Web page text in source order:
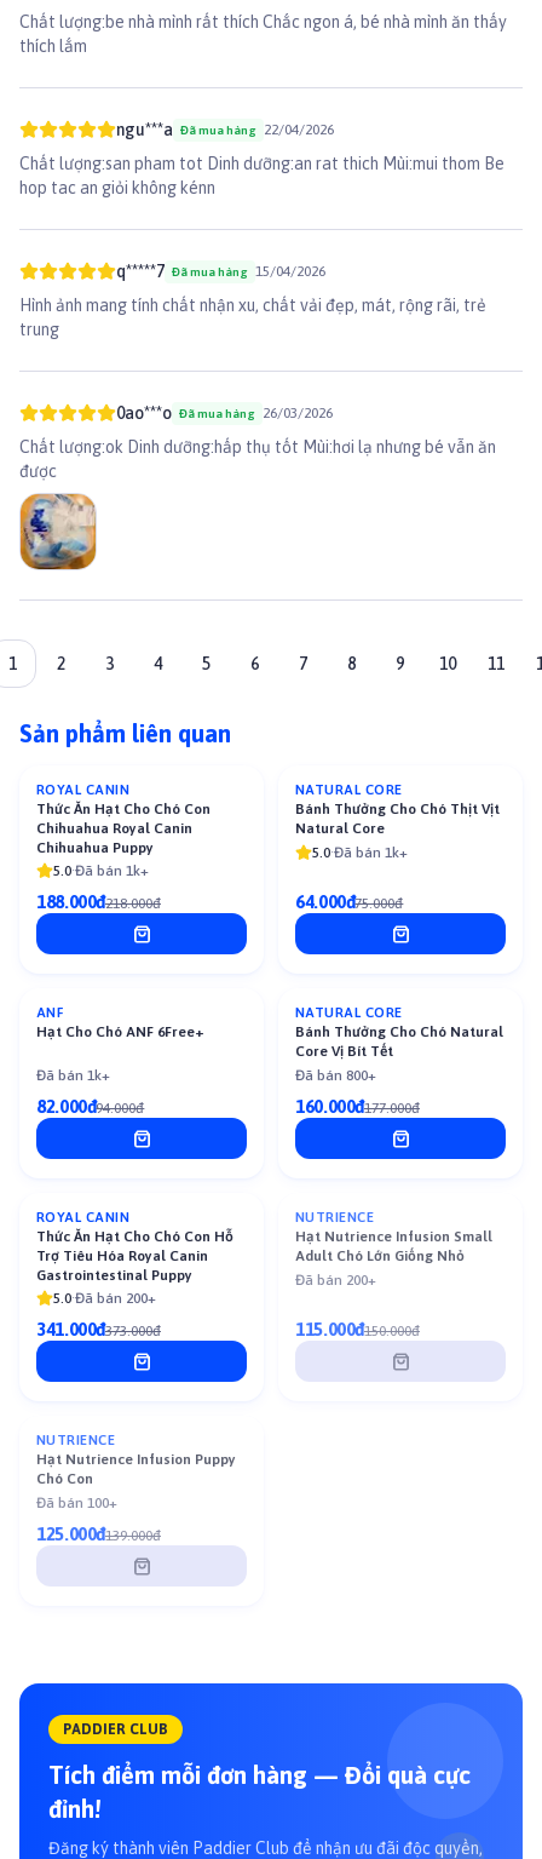
Chất lượng:be nhà mình rất thích Chắc ngon á, bé nhà mình ăn thấy
thích lắm
ngu***a Đã mua hàng 22/04/2026
Chất lượng:san pham tot Dinh dưỡng:an rat thich Mùi:mui thom Be
hop tac an giỏi không kénn
q*****7 Đã mua hàng 15/04/2026
Hình ảnh mang tính chất nhận xu, chất vải đẹp, mát, rộng rãi, trẻ
trung
0ao***o Đã mua hàng 26/03/2026
Chất lượng:ok Dinh dưỡng:hấp thụ tốt Mùi:hơi lạ nhưng bé vẫn ăn
được
1 2 3 4 5 6 7 8 9 10 11
Sản phẩm liên quan
-14%
ROYAL CANIN
Thức Ăn Hạt Cho Chó Con
Chihuahua Royal Canin
Chihuahua Puppy
5.0·Đã bán 1k+
188.000đ218.000đ
-15%
NATURAL CORE
Bánh Thưởng Cho Chó Thịt Vịt
Natural Core
5.0·Đã bán 1k+
64.000đ75.000đ
-13%
ANF
Hạt Cho Chó ANF 6Free+
Đã bán 1k+
82.000đ94.000đ
-10%
NATURAL CORE
Bánh Thưởng Cho Chó Natural
Core Vị Bít Tết
Đã bán 800+
160.000đ177.000đ
-9 %
ROYAL CANIN
Thức Ăn Hạt Cho Chó Con Hỗ
Trợ Tiêu Hóa Royal Canin
Gastrointestinal Puppy
5.0·Đã bán 200+
341.000đ373.000đ
Đã Bán Hết
NUTRIENCE
Hạt Nutrience Infusion Small
Adult Chó Lớn Giống Nhỏ
Đã bán 200+
115.000đ150.000đ
Đã Bán Hết
NUTRIENCE
Hạt Nutrience Infusion Puppy
Chó Con
Đã bán 100+
125.000đ139.000đ
PADDIER CLUB
Tích điểm mỗi đơn hàng — Đổi quà cực
đỉnh!
Đăng ký thành viên Paddier Club để nhận ưu đãi độc quyền,